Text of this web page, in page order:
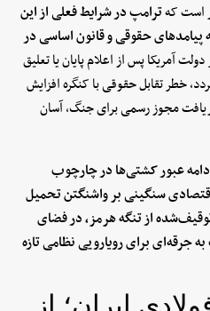
است کهترامپ در شرایط فعلی از این
حقوقی و قانون اساسی در
دولت آمریکا پس از اعلام پایان یا تعلیق
خطر تقابل حقوقی با کنگره افزایش
مجوز رسمی برای جنگ، آسان
عبور کشتی‌ها در چارچوب
سنگینی بر واشنگتن تحمیل
از تنگه هرمز، در فضای
برای رویارویی نظامی تازه